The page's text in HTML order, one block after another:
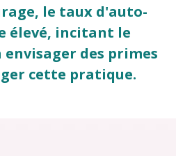
le taux d'auto-
élevé, incitant le
des primes
cette pratique.